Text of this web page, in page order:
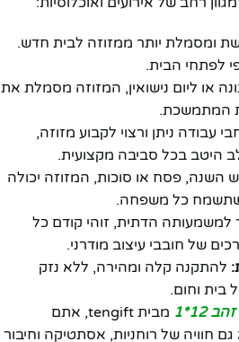
ומסמלת יותר ממזוזה לבית חדש.
לפתחי הבית.
או ליום נישואין, המזוזה מסמלת את
המתמשכת.
עבודה ניתן ורצוי לקבוע מזוזה,
היטב בכל סביבה מקצועית.
השנה, פסח או סוכות, המזוזה יכולה
כל משפחה.
למשמעותה הדתית, זוהי קודם כל
של חובבי עיצוב מודרני.
להתקנה קלה ומהירה, ללא נזק
בית וחום.
12*1
מבית tengift, אתם
חוויה של רוחניות, אסתטיקה וחיבור